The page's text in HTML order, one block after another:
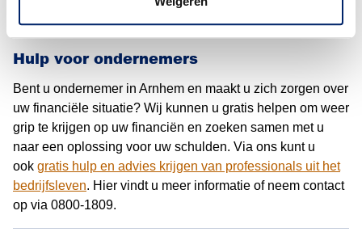
Hulp voor ondernemers
Bent u ondernemer in Arnhem en maakt u zich zorgen over
uw financiële situatie? Wij kunnen u gratis helpen om weer
grip te krijgen op uw financiën en zoeken samen met u
naar een oplossing voor uw schulden. Via ons kunt u
ook gratis hulp en advies krijgen van professionals uit het
bedrijfsleven. Hier vindt u meer informatie of neem contact
op via 0800-1809.